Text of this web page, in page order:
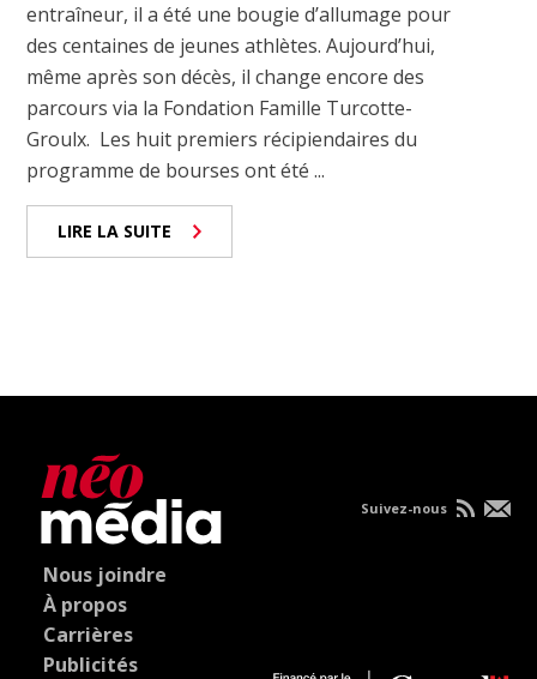
entraîneur, il a été une bougie d’allumage pour
des centaines de jeunes athlètes. Aujourd’hui,
même après son décès, il change encore des
parcours via la Fondation Famille Turcotte-
Groulx. Les huit premiers récipiendaires du
programme de bourses ont été ...
LIRE LA SUITE
Nous joindre
À propos
Carrières
Publicités
Suivez-nous